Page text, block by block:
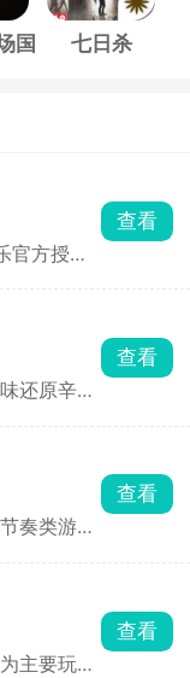
国
七日杀
官方授
击打，精
目演奏。
的闯关养
系统。满
查看
还原辛普
探索，驾
辆车拥有
配不同角
、道具收
查看
奏类游
了解世界
指尖挑
应力，达
奖励。
查看
主要玩
查看